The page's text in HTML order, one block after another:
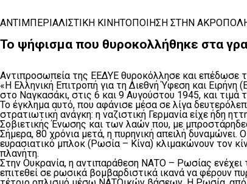
ΑΝΤΙΜΠΕΡΙΑΛΙΣΤΙΚΗ ΚΙΝΗΤΟΠΟΙΗΣΗ ΣΤΗΝ
Το ψήφισμα που θυροκολλήθηκε στα
Αντιπροσωπεία της ΕΕΔΥΕ θυροκόλλησε και επέδωσε
«Η Ελληνική Επιτροπή για τη Διεθνή Ύφεση και
στο Ναγκασάκι, στις 6 και 9 Αυγούστου 1945, και
Το έγκλημα αυτό, που αφάνισε μέσα σε λίγα
στρατιωτική ανάγκη: η ναζιστική Γερμανία είχε ήδη
Σοβιετικής Ένωσης και των λαών που, με
Σήμερα, 80 χρόνια μετά, η πυρηνική απειλή
ευρασιατικό μπλοκ (Ρωσία – Κίνα) κλιμακώνουν τον
πλανήτη.
Στην Ουκρανία, η αντιπαράθεση ΝΑΤΟ – Ρωσίας ενέχει
επιτεθεί σε ρωσικά βομβαρδιστικά ικανά να φέρουν